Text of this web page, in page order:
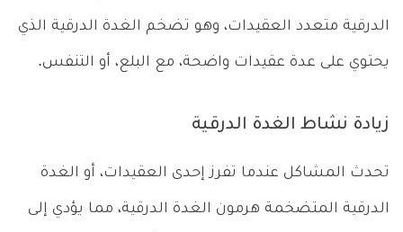
الدرقية متعدد العقيدات، وهو تضخم الغدة الدرقية الذي
يحتوي على عدة عقيدات واضحة، مع البلع، أو التنفس.
زيادة نشاط الغدة الدرقية
تحدث المشاكل عندما تفرز إحدى العقيدات، أو الغدة
الدرقية المتضخمة هرمون الغدة الدرقية، مما يؤدي إلى